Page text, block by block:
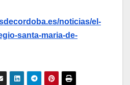
noticias/el-
santa-maria-de-